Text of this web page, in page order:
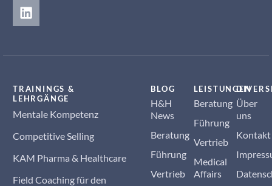
TRAININGS &
LEHRGÄNGE
Mentale Kompetenz
Competitive Selling
KAM Pharma & Healthcare
Field Coaching für den
BLOG
H&H
News
Beratung
Führung
Vertrieb
LEISTUNGEN
Beratung
Führung
Vertrieb
Medical
Affairs
Über
uns
Kontakt